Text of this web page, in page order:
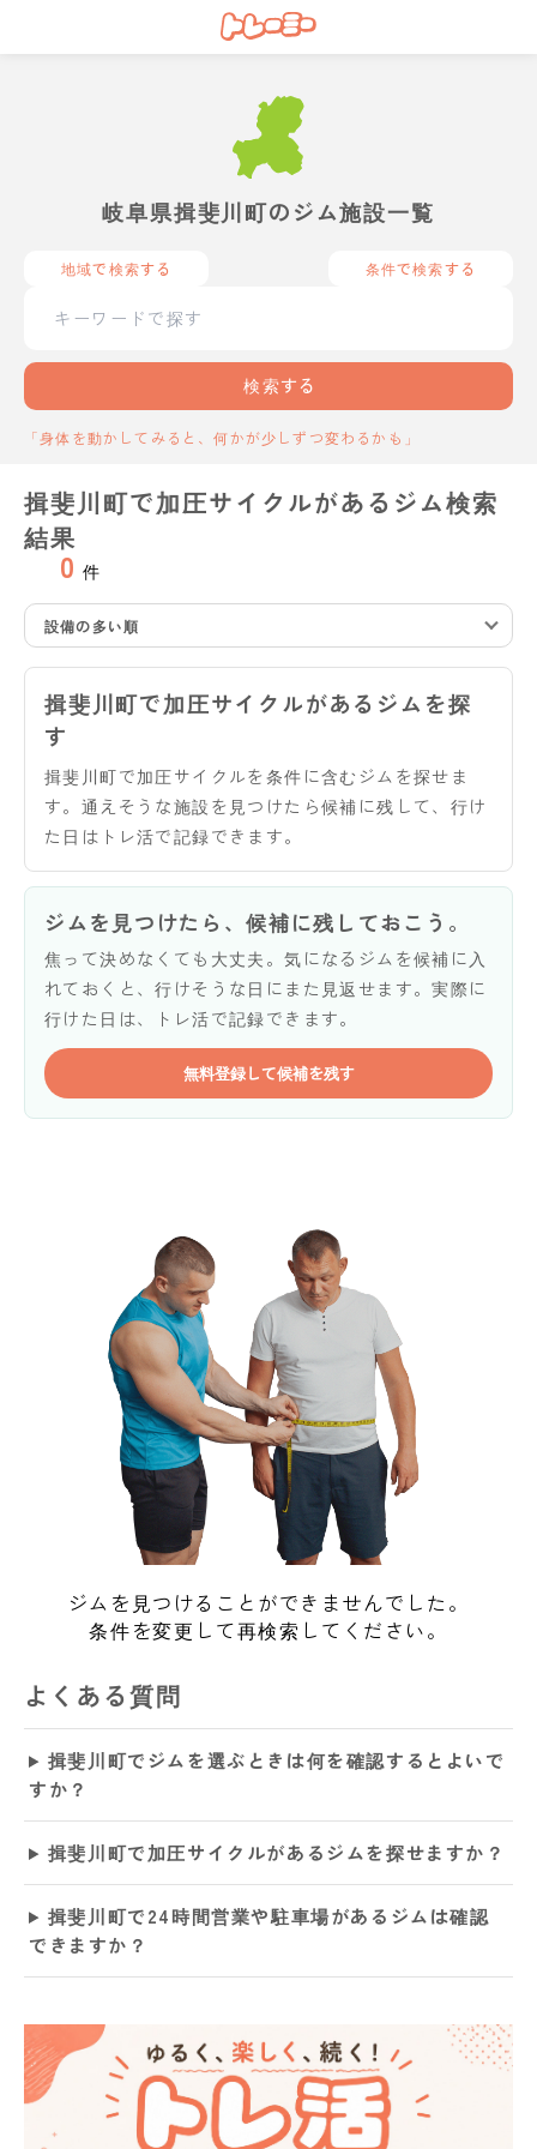
岐阜県揖斐川町のジム施設一覧
地域で検索する 条件で検索する
検索する
「身体を動かしてみると、何かが少しずつ変わるかも」
揖斐川町で加圧サイクルがあるジム検索
結果
0 件
設備の多い順
揖斐川町で加圧サイクルがあるジムを探
す
揖斐川町で加圧サイクルを条件に含むジムを探せま
す。通えそうな施設を見つけたら候補に残して、行け
た日はトレ活で記録できます。
ジムを見つけたら、候補に残しておこう。
焦って決めなくても大丈夫。気になるジムを候補に入
れておくと、行けそうな日にまた見返せます。実際に
行けた日は、トレ活で記録できます。
無料登録して候補を残す
ジムを見つけることができませんでした。
条件を変更して再検索してください。
よくある質問
揖斐川町でジムを選ぶときは何を確認するとよいで
すか？
揖斐川町で加圧サイクルがあるジムを探せますか？
揖斐川町で24時間営業や駐車場があるジムは確認
できますか？